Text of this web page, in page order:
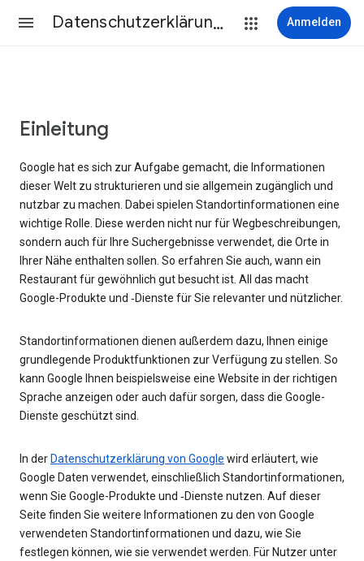
Datenschutzerklärung & Nutzungsbedingungen Anmelden
Einleitung
Google hat es sich zur Aufgabe gemacht, die Informationen
dieser Welt zu strukturieren und sie allgemein zugänglich und
nutzbar zu machen. Dabei spielen Standortinformationen eine
wichtige Rolle. Diese werden nicht nur für Wegbeschreibungen,
sondern auch für Ihre Suchergebnisse verwendet, die Orte in
Ihrer Nähe enthalten sollen. So erfahren Sie auch, wann ein
Restaurant für gewöhnlich gut besucht ist. All das macht
Google-Produkte und ‑Dienste für Sie relevanter und nützlicher.
Standortinformationen dienen außerdem dazu, Ihnen einige
grundlegende Produktfunktionen zur Verfügung zu stellen. So
kann Google Ihnen beispielsweise eine Website in der richtigen
Sprache anzeigen oder auch dafür sorgen, dass die Google-
Dienste geschützt sind.
In der Datenschutzerklärung von Google wird erläutert, wie
Google Daten verwendet, einschließlich Standortinformationen,
wenn Sie Google-Produkte und ‑Dienste nutzen. Auf dieser
Seite finden Sie weitere Informationen zu den von Google
verwendeten Standortinformationen und dazu, wie Sie
festlegen können, wie sie verwendet werden. Für Nutzer unter